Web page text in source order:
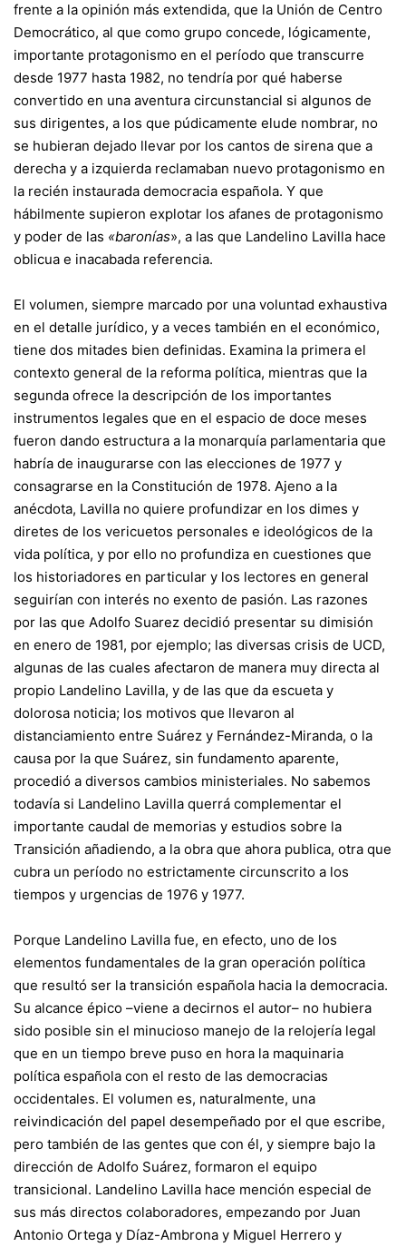
frente a la opinión más extendida, que la Unión de Centro
Democrático, al que como grupo concede, lógicamente,
importante protagonismo en el período que transcurre
desde 1977 hasta 1982, no tendría por qué haberse
convertido en una aventura circunstancial si algunos de
sus dirigentes, a los que púdicamente elude nombrar, no
se hubieran dejado llevar por los cantos de sirena que a
derecha y a izquierda reclamaban nuevo protagonismo en
la recién instaurada democracia española. Y que
hábilmente supieron explotar los afanes de protagonismo
y poder de las «baronías», a las que Landelino Lavilla hace
oblicua e inacabada referencia.
El volumen, siempre marcado por una voluntad exhaustiva
en el detalle jurídico, y a veces también en el económico,
tiene dos mitades bien definidas. Examina la primera el
contexto general de la reforma política, mientras que la
segunda ofrece la descripción de los importantes
instrumentos legales que en el espacio de doce meses
fueron dando estructura a la monarquía parlamentaria que
habría de inaugurarse con las elecciones de 1977 y
consagrarse en la Constitución de 1978. Ajeno a la
anécdota, Lavilla no quiere profundizar en los dimes y
diretes de los vericuetos personales e ideológicos de la
vida política, y por ello no profundiza en cuestiones que
los historiadores en particular y los lectores en general
seguirían con interés no exento de pasión. Las razones
por las que Adolfo Suarez decidió presentar su dimisión
en enero de 1981, por ejemplo; las diversas crisis de UCD,
algunas de las cuales afectaron de manera muy directa al
propio Landelino Lavilla, y de las que da escueta y
dolorosa noticia; los motivos que llevaron al
distanciamiento entre Suárez y Fernández-Miranda, o la
causa por la que Suárez, sin fundamento aparente,
procedió a diversos cambios ministeriales. No sabemos
todavía si Landelino Lavilla querrá complementar el
importante caudal de memorias y estudios sobre la
Transición añadiendo, a la obra que ahora publica, otra que
cubra un período no estrictamente circunscrito a los
tiempos y urgencias de 1976 y 1977.
Porque Landelino Lavilla fue, en efecto, uno de los
elementos fundamentales de la gran operación política
que resultó ser la transición española hacia la democracia.
Su alcance épico –viene a decirnos el autor– no hubiera
sido posible sin el minucioso manejo de la relojería legal
que en un tiempo breve puso en hora la maquinaria
política española con el resto de las democracias
occidentales. El volumen es, naturalmente, una
reivindicación del papel desempeñado por el que escribe,
pero también de las gentes que con él, y siempre bajo la
dirección de Adolfo Suárez, formaron el equipo
transicional. Landelino Lavilla hace mención especial de
sus más directos colaboradores, empezando por Juan
Antonio Ortega y Díaz-Ambrona y Miguel Herrero y